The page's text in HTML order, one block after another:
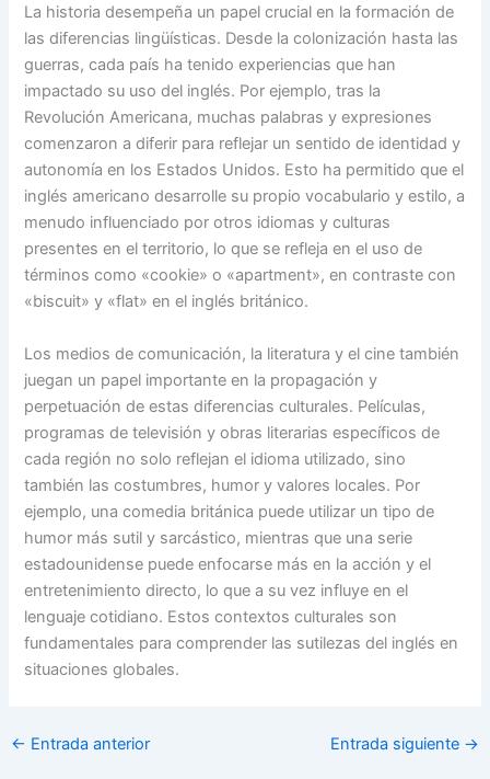
La historia desempeña un papel crucial en la formación de
las diferencias lingüísticas. Desde la colonización hasta las
guerras, cada país ha tenido experiencias que han
impactado su uso del inglés. Por ejemplo, tras la
Revolución Americana, muchas palabras y expresiones
comenzaron a diferir para reflejar un sentido de identidad y
autonomía en los Estados Unidos. Esto ha permitido que el
inglés americano desarrolle su propio vocabulario y estilo, a
menudo influenciado por otros idiomas y culturas
presentes en el territorio, lo que se refleja en el uso de
términos como «cookie» o «apartment», en contraste con
«biscuit» y «flat» en el inglés británico.
Los medios de comunicación, la literatura y el cine también
juegan un papel importante en la propagación y
perpetuación de estas diferencias culturales. Películas,
programas de televisión y obras literarias específicos de
cada región no solo reflejan el idioma utilizado, sino
también las costumbres, humor y valores locales. Por
ejemplo, una comedia británica puede utilizar un tipo de
humor más sutil y sarcástico, mientras que una serie
estadounidense puede enfocarse más en la acción y el
entretenimiento directo, lo que a su vez influye en el
lenguaje cotidiano. Estos contextos culturales son
fundamentales para comprender las sutilezas del inglés en
situaciones globales.
← Entrada anterior Entrada siguiente →